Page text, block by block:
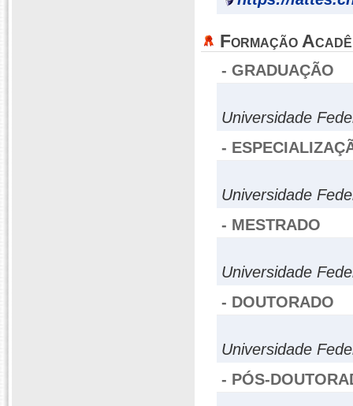
Formação
- GRADUAÇÃO
Universidade
-
Universidade
- MESTRADO
Universidade
- DOUTORADO
Universidade
- PÓS-